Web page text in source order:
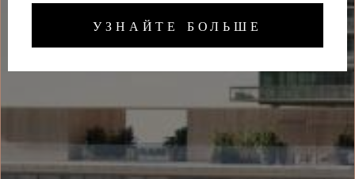
УЗНАЙТЕ БОЛЬШЕ